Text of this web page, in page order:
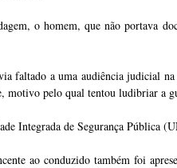
o homem, que não portava
faltado a uma audiência judicial
motivo pelo qual tentou ludibriar a
Integrada de Segurança Pública
ao conduzido também foi